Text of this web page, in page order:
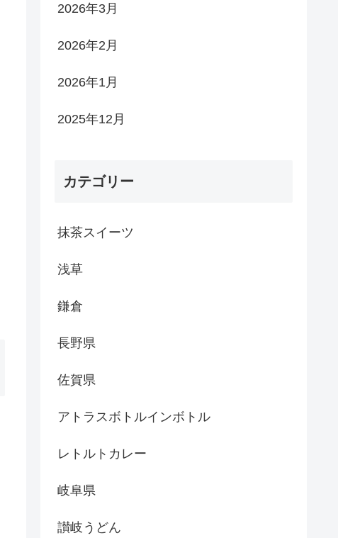
2026年3月
2026年2月
2026年1月
2025年12月
カテゴリー
抹茶スイーツ
浅草
鎌倉
長野県
佐賀県
アトラスボトルインボトル
レトルトカレー
岐阜県
讃岐うどん